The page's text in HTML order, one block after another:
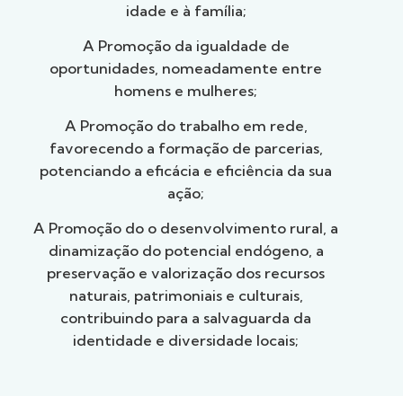
idade e à família;
A Promoção da igualdade de
oportunidades, nomeadamente entre
homens e mulheres;
A Promoção do trabalho em rede,
favorecendo a formação de parcerias,
potenciando a eficácia e eficiência da sua
ação;
A Promoção do o desenvolvimento rural, a
dinamização do potencial endógeno, a
preservação e valorização dos recursos
naturais, patrimoniais e culturais,
contribuindo para a salvaguarda da
identidade e diversidade locais;